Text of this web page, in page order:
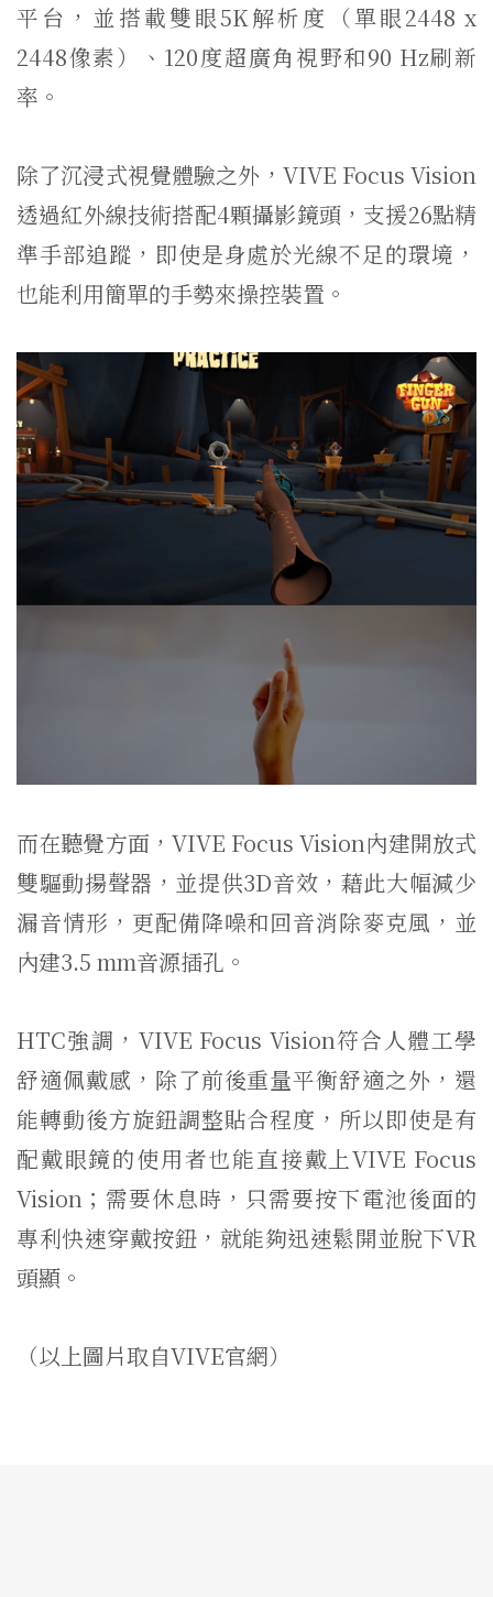
平台，並搭載雙眼5K解析度（單眼2448 x
2448像素）、120度超廣角視野和90 Hz刷新
率。
除了沉浸式視覺體驗之外，VIVE Focus Vision
透過紅外線技術搭配4顆攝影鏡頭，支援26點精
準手部追蹤，即使是身處於光線不足的環境，
也能利用簡單的手勢來操控裝置。
而在聽覺方面，VIVE Focus Vision內建開放式
雙驅動揚聲器，並提供3D音效，藉此大幅減少
漏音情形，更配備降噪和回音消除麥克風，並
內建3.5 mm音源插孔。
HTC強調，VIVE Focus Vision符合人體工學
舒適佩戴感，除了前後重量平衡舒適之外，還
能轉動後方旋鈕調整貼合程度，所以即使是有
配戴眼鏡的使用者也能直接戴上VIVE Focus
Vision；需要休息時，只需要按下電池後面的
專利快速穿戴按鈕，就能夠迅速鬆開並脫下VR
頭顯。
（以上圖片取自VIVE官網）